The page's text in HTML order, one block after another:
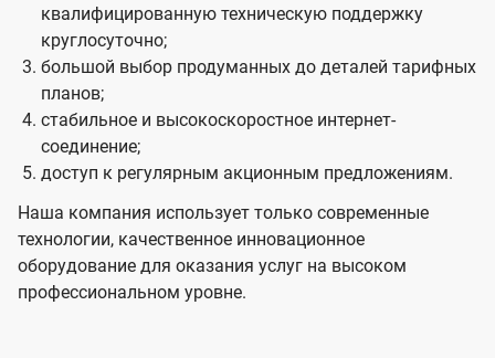
квалифицированную техническую поддержку
круглосуточно;
большой выбор продуманных до деталей тарифных
планов;
стабильное и высокоскоростное интернет-
соединение;
доступ к регулярным акционным предложениям.
Наша компания использует только современные
технологии, качественное инновационное
оборудование для оказания услуг на высоком
профессиональном уровне.